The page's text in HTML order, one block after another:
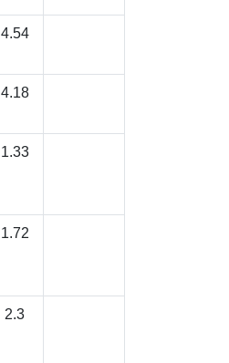
4.54
4.18
1.33
1.72
2.3